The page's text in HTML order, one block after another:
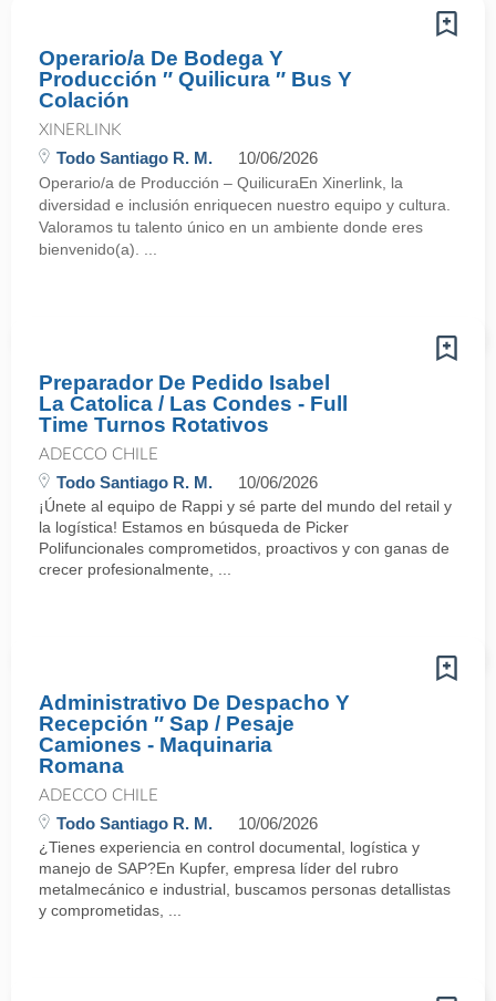
Operario/a De Bodega Y
Producción ″ Quilicura ″ Bus Y
Colación
XINERLINK
Todo Santiago R. M. 10/06/2026
Operario/a de Producción – QuilicuraEn Xinerlink, la
diversidad e inclusión enriquecen nuestro equipo y cultura.
Valoramos tu talento único en un ambiente donde eres
bienvenido(a). ...
Preparador De Pedido Isabel
La Catolica / Las Condes - Full
Time Turnos Rotativos
ADECCO CHILE
Todo Santiago R. M. 10/06/2026
¡Únete al equipo de Rappi y sé parte del mundo del retail y
la logística! Estamos en búsqueda de Picker
Polifuncionales comprometidos, proactivos y con ganas de
crecer profesionalmente, ...
Administrativo De Despacho Y
Recepción ″ Sap / Pesaje
Camiones - Maquinaria
Romana
ADECCO CHILE
Todo Santiago R. M. 10/06/2026
¿Tienes experiencia en control documental, logística y
manejo de SAP?En Kupfer, empresa líder del rubro
metalmecánico e industrial, buscamos personas detallistas
y comprometidas, ...